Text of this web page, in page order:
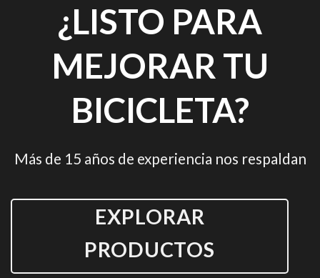
¿LISTO PARA
MEJORAR TU
BICICLETA?
Más de 15 años de experiencia nos respaldan
EXPLORAR
PRODUCTOS